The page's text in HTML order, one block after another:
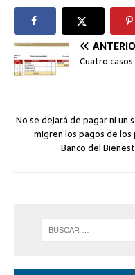
Cuatro
No se dejará de pagar ni un
migren los pagos de
Banco del